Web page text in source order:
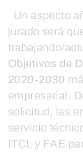
Un aspecto
jurado será
trabajando/
Objetivos de
2020-2030
empresarial.
solicitud, las
servicio
ITCL y FAE